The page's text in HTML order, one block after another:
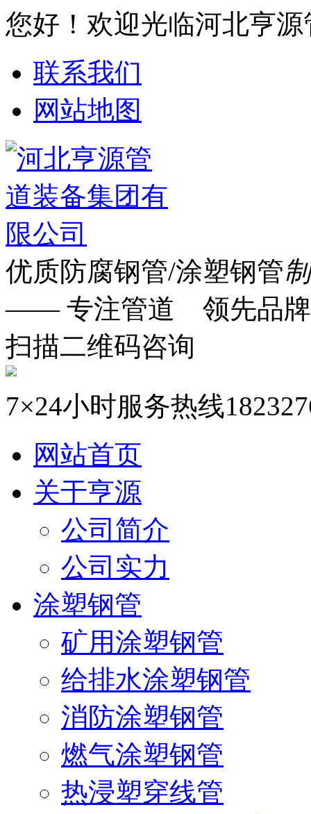
您好！欢迎光临河北亨
联系我们
网站地图
优质防腐钢管/涂塑钢管
—— 专注管道 领先品
扫描二维码咨询
7×24小时服务热线
网站首页
关于亨源
公司简介
公司实力
涂塑钢管
矿用涂塑钢管
给排水涂塑钢管
消防涂塑钢管
燃气涂塑钢管
热浸塑穿线管